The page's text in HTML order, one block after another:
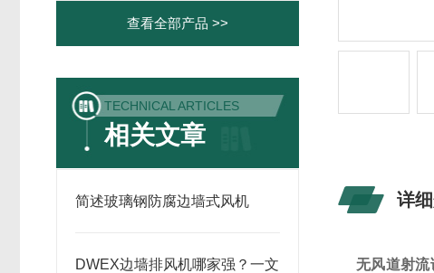
查看全部产品 >>
TECHNICAL ARTICLES
相关文章
简述玻璃钢防腐边墙式风机
DWEX边墙排风机哪家强？一文
详
无风道射